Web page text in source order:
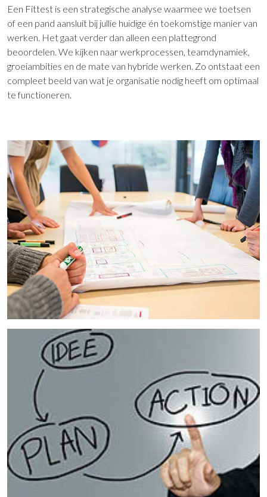
Een Fittest is een strategische analyse waarmee we toetsen
of een pand aansluit bij jullie huidige én toekomstige manier van
werken. Het gaat verder dan alleen een plattegrond
beoordelen. We kijken naar werkprocessen, teamdynamiek,
groeiambities en de mate van hybride werken. Zo ontstaat een
compleet beeld van wat je organisatie nodig heeft om optimaal
te functioneren.